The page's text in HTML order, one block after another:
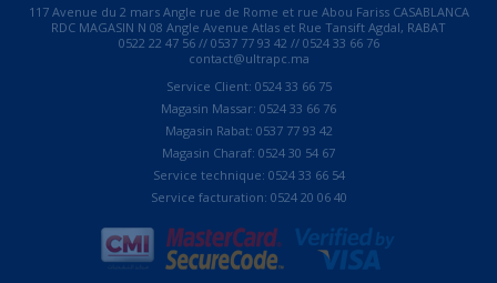
117 Avenue du 2 mars Angle rue de Rome et rue Abou Fariss CASABLANCA
RDC MAGASIN N 08 Angle Avenue Atlas et Rue Tansift Agdal, RABAT
0522 22 47 56 // 0537 77 93 42 // 0524 33 66 76
contact@ultrapc.ma
Service Client: 0524 33 66 75
Magasin Massar: 0524 33 66 76
Magasin Rabat: 0537 77 93 42
Magasin Charaf: 0524 30 54 67
Service technique: 0524 33 66 54
Service facturation: 0524 20 06 40